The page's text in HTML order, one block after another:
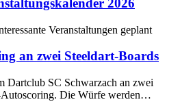
2026
Veranstaltungen geplant
an zwei Steeldart-Boards
Dartclub SC Schwarzach an zwei
Autoscoring. Die Würfe werden…